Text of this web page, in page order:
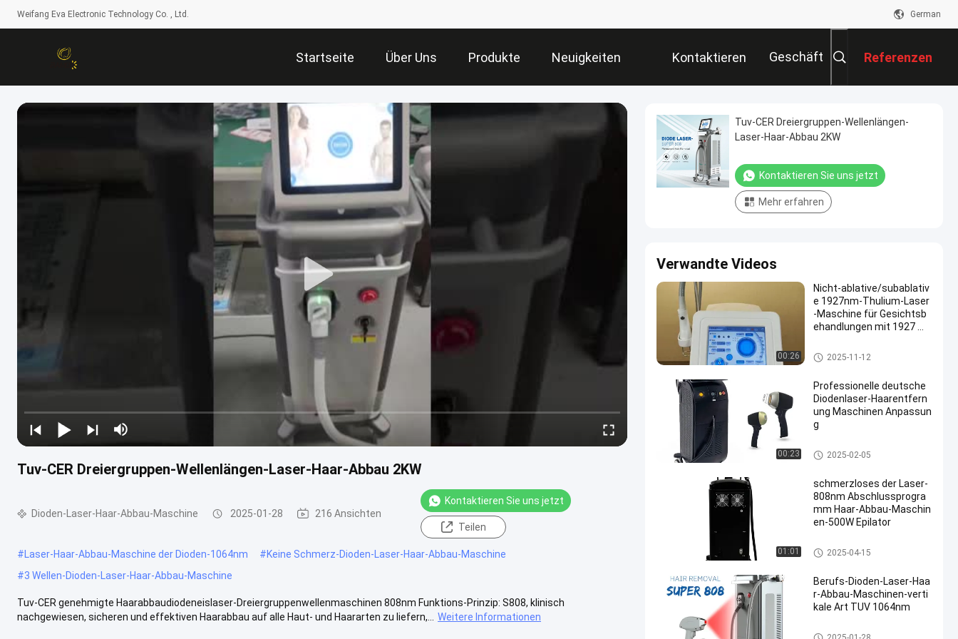
Weifang Eva Electronic Technology Co. , Ltd. German
Startseite Über Uns Produkte Neuigkeiten Kontaktieren
Sie Uns
Geschäft Referenzen
Tuv-CER Dreiergruppen-Wellenlängen-Laser-Haar-Abbau 2KW
Dioden-Laser-Haar-Abbau-Maschine 2025-01-28 216 Ansichten
Kontaktieren Sie uns jetzt
Teilen
#Laser-Haar-Abbau-Maschine der Dioden-1064nm #Keine Schmerz-Dioden-Laser-Haar-Abbau-Maschine
#3 Wellen-Dioden-Laser-Haar-Abbau-Maschine
Tuv-CER genehmigte Haarabbaudiodeneislaser-Dreiergruppenwellenmaschinen 808nm Funktions-Prinzip: S808, klinisch
nachgewiesen, sicheren und effektiven Haarabbau auf alle Haut- und Haararten zu liefern,...
Weitere Informationen
Tuv-CER Dreiergruppen-Wellenlängen-
Laser-Haar-Abbau 2KW
Kontaktieren Sie uns jetzt
Mehr erfahren
Verwandte Videos
00:26
Nicht-ablative/subablativ
e 1927nm-Thulium-Laser
-Maschine für Gesichtsb
ehandlungen mit 1927 We
Dioden-Laser-Haar-Abbau-Mas
chine
2025-11-12
00:23
Professionelle deutsche
Diodenlaser-Haarentfern
ung Maschinen Anpassun
g
Dioden-Laser-Haar-Abbau-Mas
chine
2025-02-05
01:01
schmerzloses der Laser-
808nm Abschlussprogra
mm Haar-Abbau-Maschin
en-500W Epilator
Dioden-Laser-Haar-Abbau-Mas
chine
2025-04-15
Berufs-Dioden-Laser-Haa
r-Abbau-Maschinen-verti
kale Art TUV 1064nm
Dioden-Laser-Haar-Abbau-Mas